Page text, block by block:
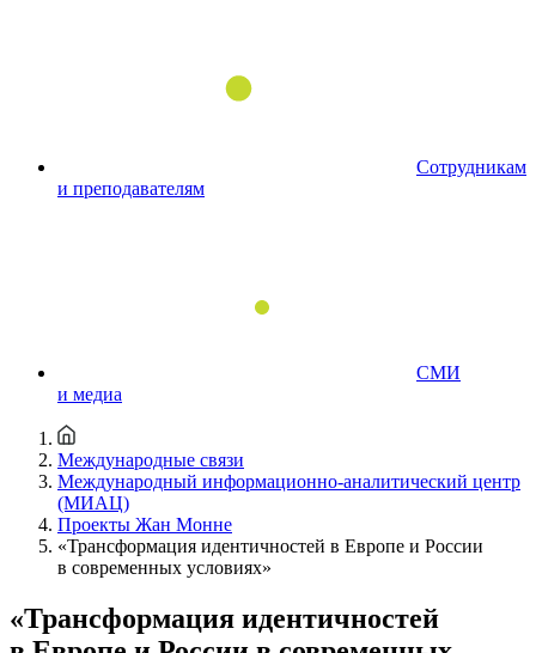
Сотрудникам
и преподавателям
СМИ
и медиа
Международные связи
Международный информационно-аналитический центр
(МИАЦ)
Проекты Жан Монне
«Трансформация идентичностей в Европе и России
в современных условиях»
«Трансформация идентичностей